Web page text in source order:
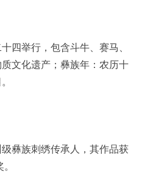
四举行，包含斗牛、赛马、
文化遗产；彝族年：农历十
彝族刺绣传承人，其作品获